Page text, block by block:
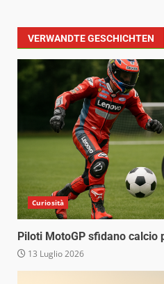
VERWANDTE GESCHICHTEN
Curiosità
Piloti MotoGP sfidano calcio
13 Luglio 2026